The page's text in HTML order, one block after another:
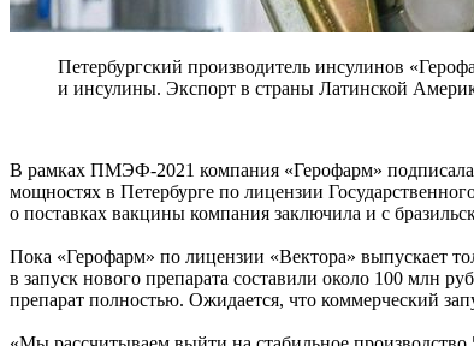
Петербургский производитель инсулинов
и инсулины. Экспорт в страны Латинской
В рамках ПМЭФ-2021 компания «Герофарм» подписала
мощностях в Петербурге по лицензии
о поставках вакцины компания заключила и с
Пока «Герофарм» по лицензии «Вектора» выпускает
в запуск нового препарата составили около 100 млн
препарат полностью. Ожидается, что коммерческий